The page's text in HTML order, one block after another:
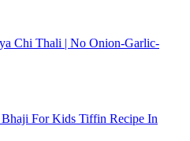
Chi Thali | No Onion-Garlic-
For Kids Tiffin Recipe In